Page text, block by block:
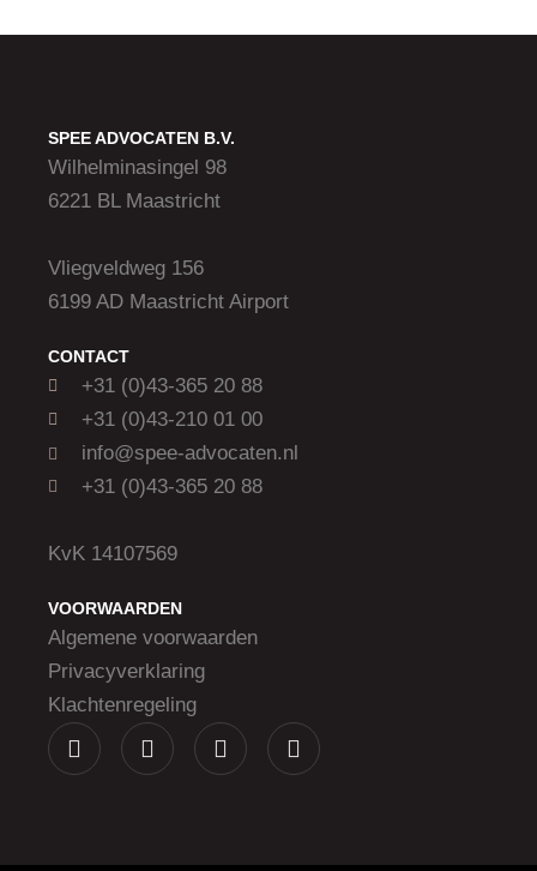
SPEE ADVOCATEN B.V.
Wilhelminasingel 98
6221 BL Maastricht
Vliegveldweg 156
6199 AD Maastricht Airport
CONTACT
+31 (0)43-365 20 88
+31 (0)43-210 01 00
info@spee-advocaten.nl
+31 (0)43-365 20 88
KvK 14107569
VOORWAARDEN
Algemene voorwaarden
Privacyverklaring
Klachtenregeling